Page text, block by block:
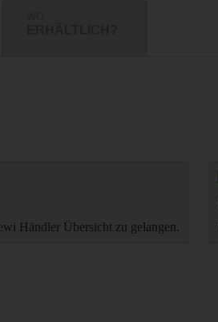
Händler Übersicht zu gelangen.